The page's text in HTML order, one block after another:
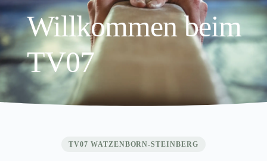
Willkommen beim
TV07
TV07 WATZENBORN-STEINBERG